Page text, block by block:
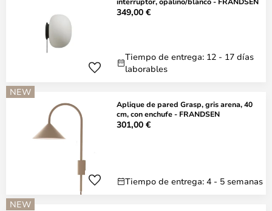
349,00 €
Tiempo de entrega: 12 - 17 días
laborables
NEW
Aplique de pared Grasp, gris arena, 40
cm, con enchufe - FRANDSEN
301,00 €
Tiempo de entrega: 4 - 5 semanas
NEW